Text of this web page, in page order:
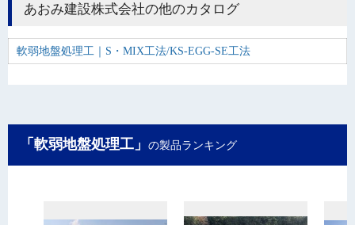
あおみ建設株式会社の他のカタログ
軟弱地盤処理工｜S・MIX工法/KS-EGG-SE工法
「軟弱地盤処理工」 の製品ランキング